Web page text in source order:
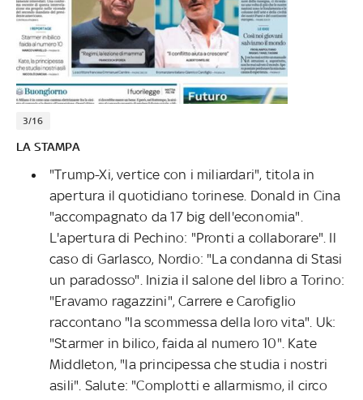
3/16
LA STAMPA
"Trump-Xi, vertice con i miliardari", titola in
apertura il quotidiano torinese. Donald in Cina
"accompagnato da 17 big dell'economia".
L'apertura di Pechino: "Pronti a collaborare". Il
caso di Garlasco, Nordio: "La condanna di Stasi
un paradosso". Inizia il salone del libro a Torino:
"Eravamo ragazzini", Carrere e Carofiglio
raccontano "la scommessa della loro vita". Uk:
"Starmer in bilico, faida al numero 10". Kate
Middleton, "la principessa che studia i nostri
asili". Salute: "Complotti e allarmismo, il circo